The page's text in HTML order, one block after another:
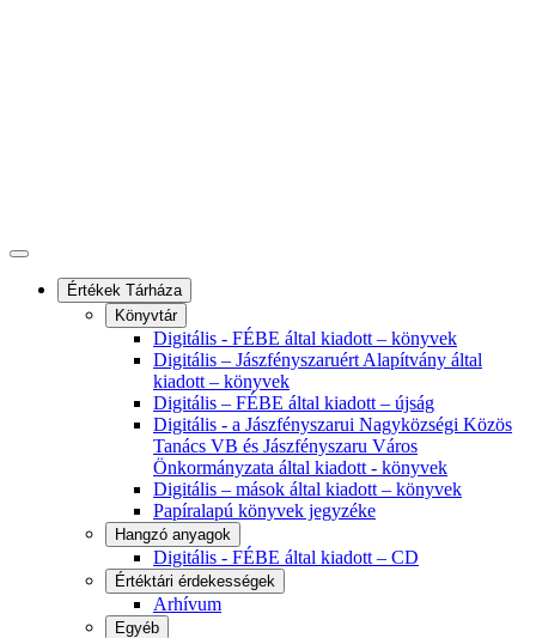
Értékek Tárháza
Könyvtár
Digitális - FÉBE által kiadott – könyvek
Digitális – Jászfényszaruért Alapítvány által
kiadott – könyvek
Digitális – FÉBE által kiadott – újság
Digitális - a Jászfényszarui Nagyközségi Közös
Tanács VB és Jászfényszaru Város
Önkormányzata által kiadott - könyvek
Digitális – mások által kiadott – könyvek
Papíralapú könyvek jegyzéke
Hangzó anyagok
Digitális - FÉBE által kiadott – CD
Értéktári érdekességek
Arhívum
Egyéb